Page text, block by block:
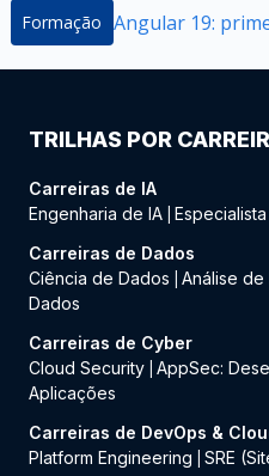
Formação Angular 19:
TRILHAS POR
Carreiras de IA
Engenharia de IA
Carreiras de Dados
Ciência de Dados
Análise de
Dados
Carreiras de Cyber
Cloud Security AppSec:
Aplicações
Carreiras de DevOps &
Platform Engineering
SRE